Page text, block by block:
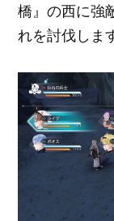
橋』の西に強
れを討伐しま